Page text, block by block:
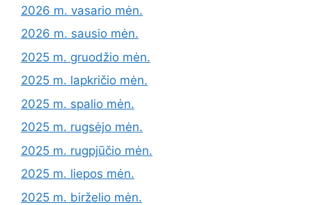
2026 m. vasario mėn.
2026 m. sausio mėn.
2025 m. gruodžio mėn.
2025 m. lapkričio mėn.
2025 m. spalio mėn.
2025 m. rugsėjo mėn.
2025 m. rugpjūčio mėn.
2025 m. liepos mėn.
2025 m. birželio mėn.